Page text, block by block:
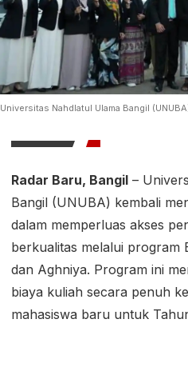
Universitas Nahdlatul Ulama Bangil
Radar Baru, Bangil –
Bangil (UNUBA) kembali
dalam memperluas akses
berkualitas melalui program
dan Aghniya. Program ini
biaya kuliah secara penuh
mahasiswa baru untuk